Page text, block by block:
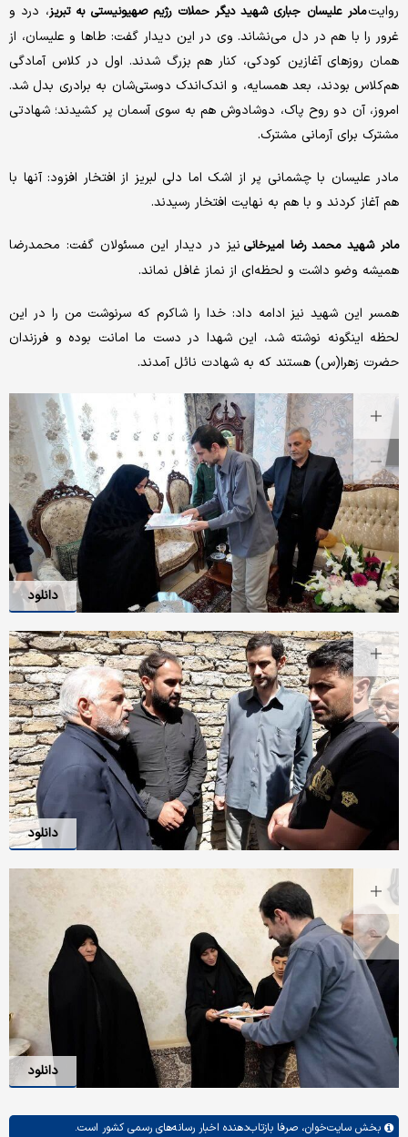
روایتمادر علیسان جباری شهید دیگر حملات رژیم صهیونیستی به تبریز، درد و
غرور را با هم در دل می‌نشاند. وی در این دیدار گفت: طاها و علیسان، از
همان روزهای آغازین کودکی، کنار هم بزرگ شدند. اول در کلاس آمادگی
هم‌کلاس بودند، بعد همسایه، و اندک‌اندک دوستی‌شان به برادری بدل شد.
امروز، آن دو روح پاک، دوشادوش هم به سوی آسمان پر کشیدند؛ شهادتی
مشترک برای آرمانی مشترک.
مادر علیسان با چشمانی پر از اشک اما دلی لبریز از افتخار افزود: آنها با
هم آغاز کردند و با هم به نهایت افتخار رسیدند.
مادر شهید محمد رضا امیرخانی نیز در دیدار این مسئولان گفت: محمدرضا
همیشه وضو داشت و لحظه‌ای از نماز غافل نماند.
همسر این شهید نیز ادامه داد: خدا را شاکرم که سرنوشت من را در این
لحظه اینگونه نوشته شد، این شهدا در دست ما امانت بوده و فرزندان
حضرت زهرا(س) هستند که به شهادت نائل آمدند.
دانلود
دانلود
دانلود
بخش سایت‌خوان، صرفا بازتاب‌دهنده اخبار رسانه‌های رسمی کشور است.